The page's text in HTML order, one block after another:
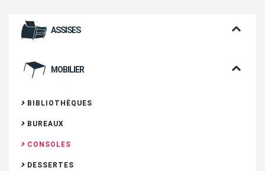
ASSISES
MOBILIER
BIBLIOTHÈQUES
BUREAUX
CONSOLES
DESSERTES